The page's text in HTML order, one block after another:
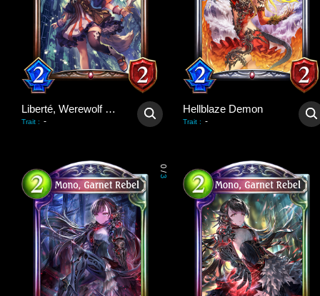
Liberté, Werewolf Pup
Trait : -
Hellblaze Demon
Trait : -
0
/
3